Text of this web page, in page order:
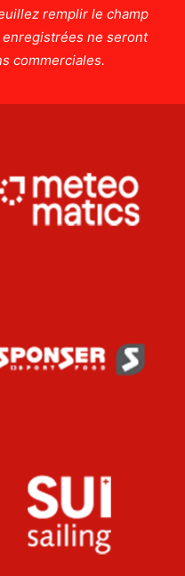
remplir le champ
ne seront
commerciales.